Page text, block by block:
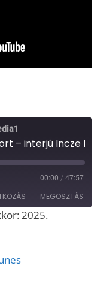
00:00 / 47:57
MEGOSZTÁS
2025.